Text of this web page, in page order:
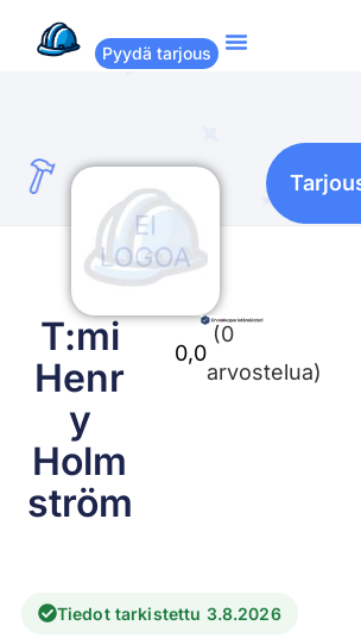
Pyydä tarjous
T:mi
Henr
y
Holm
ström
0,0
(0
arvostelua)
Tiedot tarkistettu 3.8.2026